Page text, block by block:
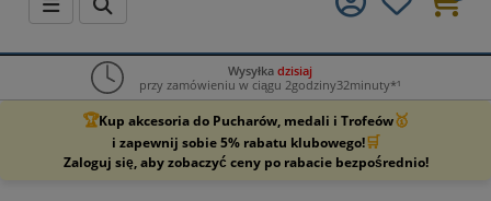
Wysyłka dzisiaj
przy zamówieniu w ciągu 2godziny32minuty*¹
🏆Kup akcesoria do Pucharów, medali i Trofeów🥇
i zapewnij sobie 5% rabatu klubowego!🛒
Zaloguj się, aby zobaczyć ceny po rabacie bezpośrednio!